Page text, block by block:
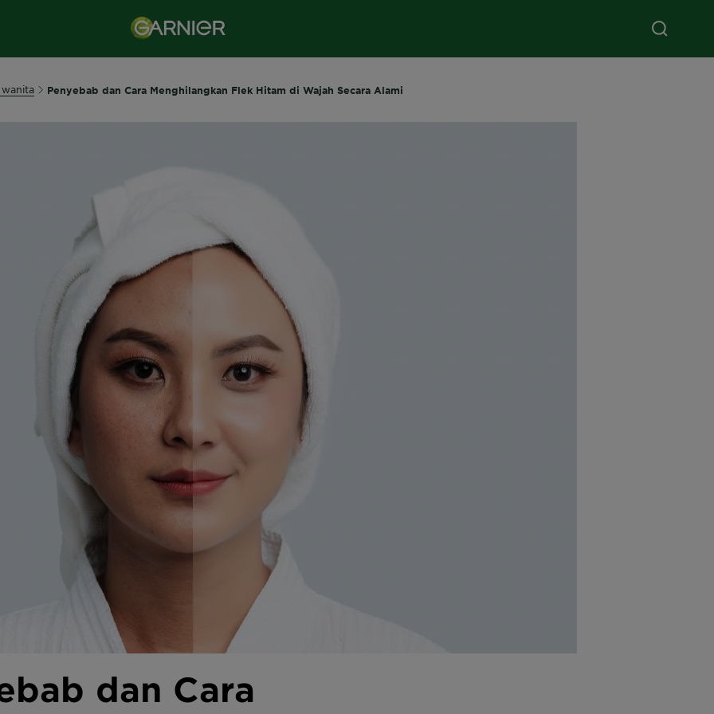
Penyebab dan Cara Menghilangkan Flek Hitam di Wajah Secara Alami
dan Cara